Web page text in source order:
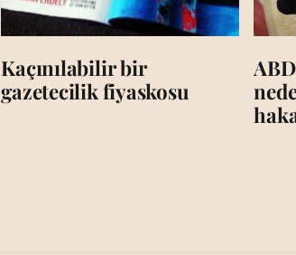
Kaçınılabilir bir
gazetecilik fiyaskosu